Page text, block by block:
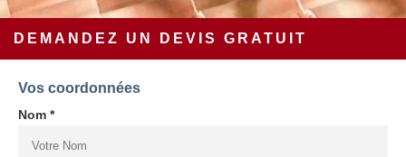
DEMANDEZ UN DEVIS GRATUIT
Vos coordonnées
Nom *